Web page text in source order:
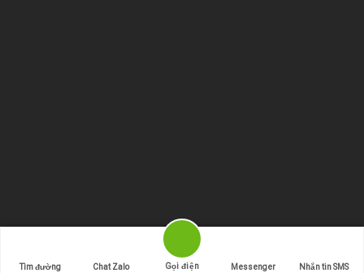
Tìm đường Chat Zalo Gọi điện Messenger Nhắn tin SMS
Bản quyền thuộc về Bán Xe Tải 247